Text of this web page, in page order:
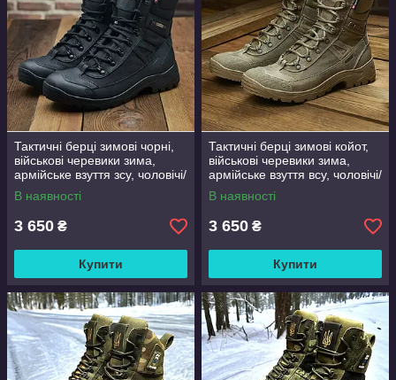
Тактичні берці зимові чорні,
військові черевики зима,
армійське взуття зсу, чоловічі/
жіночі, розмір 36-47
В наявності
3 650 ₴
Купити
Тактичні берці зимові койот,
військові черевики зима,
армійське взуття всу, чоловічі/
жіночі, розмір 36-47
В наявності
3 650 ₴
Купити